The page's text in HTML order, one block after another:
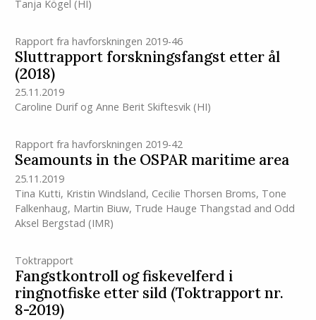
Tanja Kögel (HI)
Rapport fra havforskningen 2019-46
Sluttrapport forskningsfangst etter ål
(2018)
25.11.2019
Caroline Durifog Anne Berit Skiftesvik(HI)
Rapport fra havforskningen 2019-42
Seamounts in the OSPAR maritime area
25.11.2019
Tina Kutti, Kristin Windsland, Cecilie Thorsen Broms, Tone
Falkenhaug, Martin Biuw, Trude Hauge Thangstad and Odd
Aksel Bergstad (IMR)
Toktrapport
Fangstkontroll og fiskevelferd i
ringnotfiske etter sild (Toktrapport nr.
8-2019)